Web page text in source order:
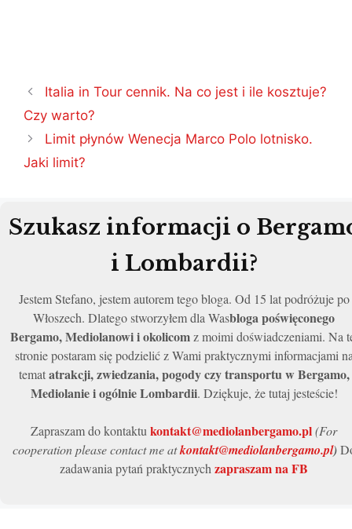
Nawigacja
wpisu
Italia in Tour cennik. Na co jest i ile kosztuje?
Czy warto?
Limit płynów Wenecja Marco Polo lotnisko.
Jaki limit?
Szukasz informacji o
i Lombardii?
Jestem Stefano, jestem autorem tego bloga. Od 15 lat podróżuje po
Włoszech. Dlatego stworzyłem dla Wasbloga poświęconego
Bergamo, Mediolanowi i okolicomz moimi doświadczeniami. Na
stronie postaram się podzielić z Wami praktycznymi informacjami
tematatrakcji, zwiedzania, pogody czy transportu w Bergamo,
Mediolanie i ogólnie Lombardii. Dziękuje, że tutaj jesteście!
Zapraszam do kontaktu kontakt@mediolanbergamo.pl(For
cooperation please contact me atkontakt@mediolanbergamo.pl)
zadawania pytań praktycznych zapraszam na FB